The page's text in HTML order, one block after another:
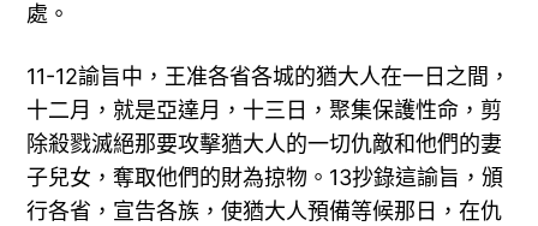
處。
11-12諭旨中，王准各省各城的猶大人在一日之間，
十二月，就是亞達月，十三日，聚集保護性命，剪
除殺戮滅絕那要攻擊猶大人的一切仇敵和他們的妻
子兒女，奪取他們的財為掠物。13抄錄這諭旨，頒
行各省，宣告各族，使猶大人預備等候那日，在仇